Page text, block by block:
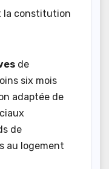
la constitution
de
six mois
adaptée de
de
au logement